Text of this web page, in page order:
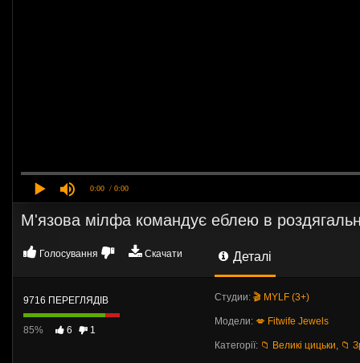
0:00 / 0:00
М'язова мілфа командує еблею в
Голосування Скачати Деталі
9716 ПЕРЕГЛЯДІВ
85% 6 1
Студии: 🎬 MYLF (3+)
Модели: 💋 Fitwife Jewels
Категорії: 📁 Великі цицьки, 📁